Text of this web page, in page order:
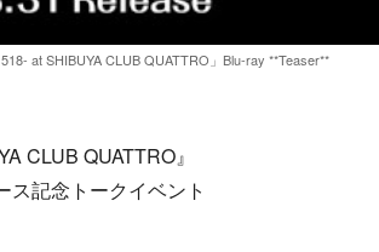
at SHIBUYA CLUB QUATTRO」Blu-ray **Teaser**
CLUB QUATTRO』
記念トークイベント